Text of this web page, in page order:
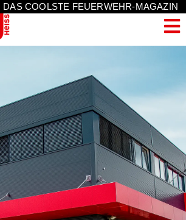
DAS COOLSTE FEUERWEHR-MAGAZIN